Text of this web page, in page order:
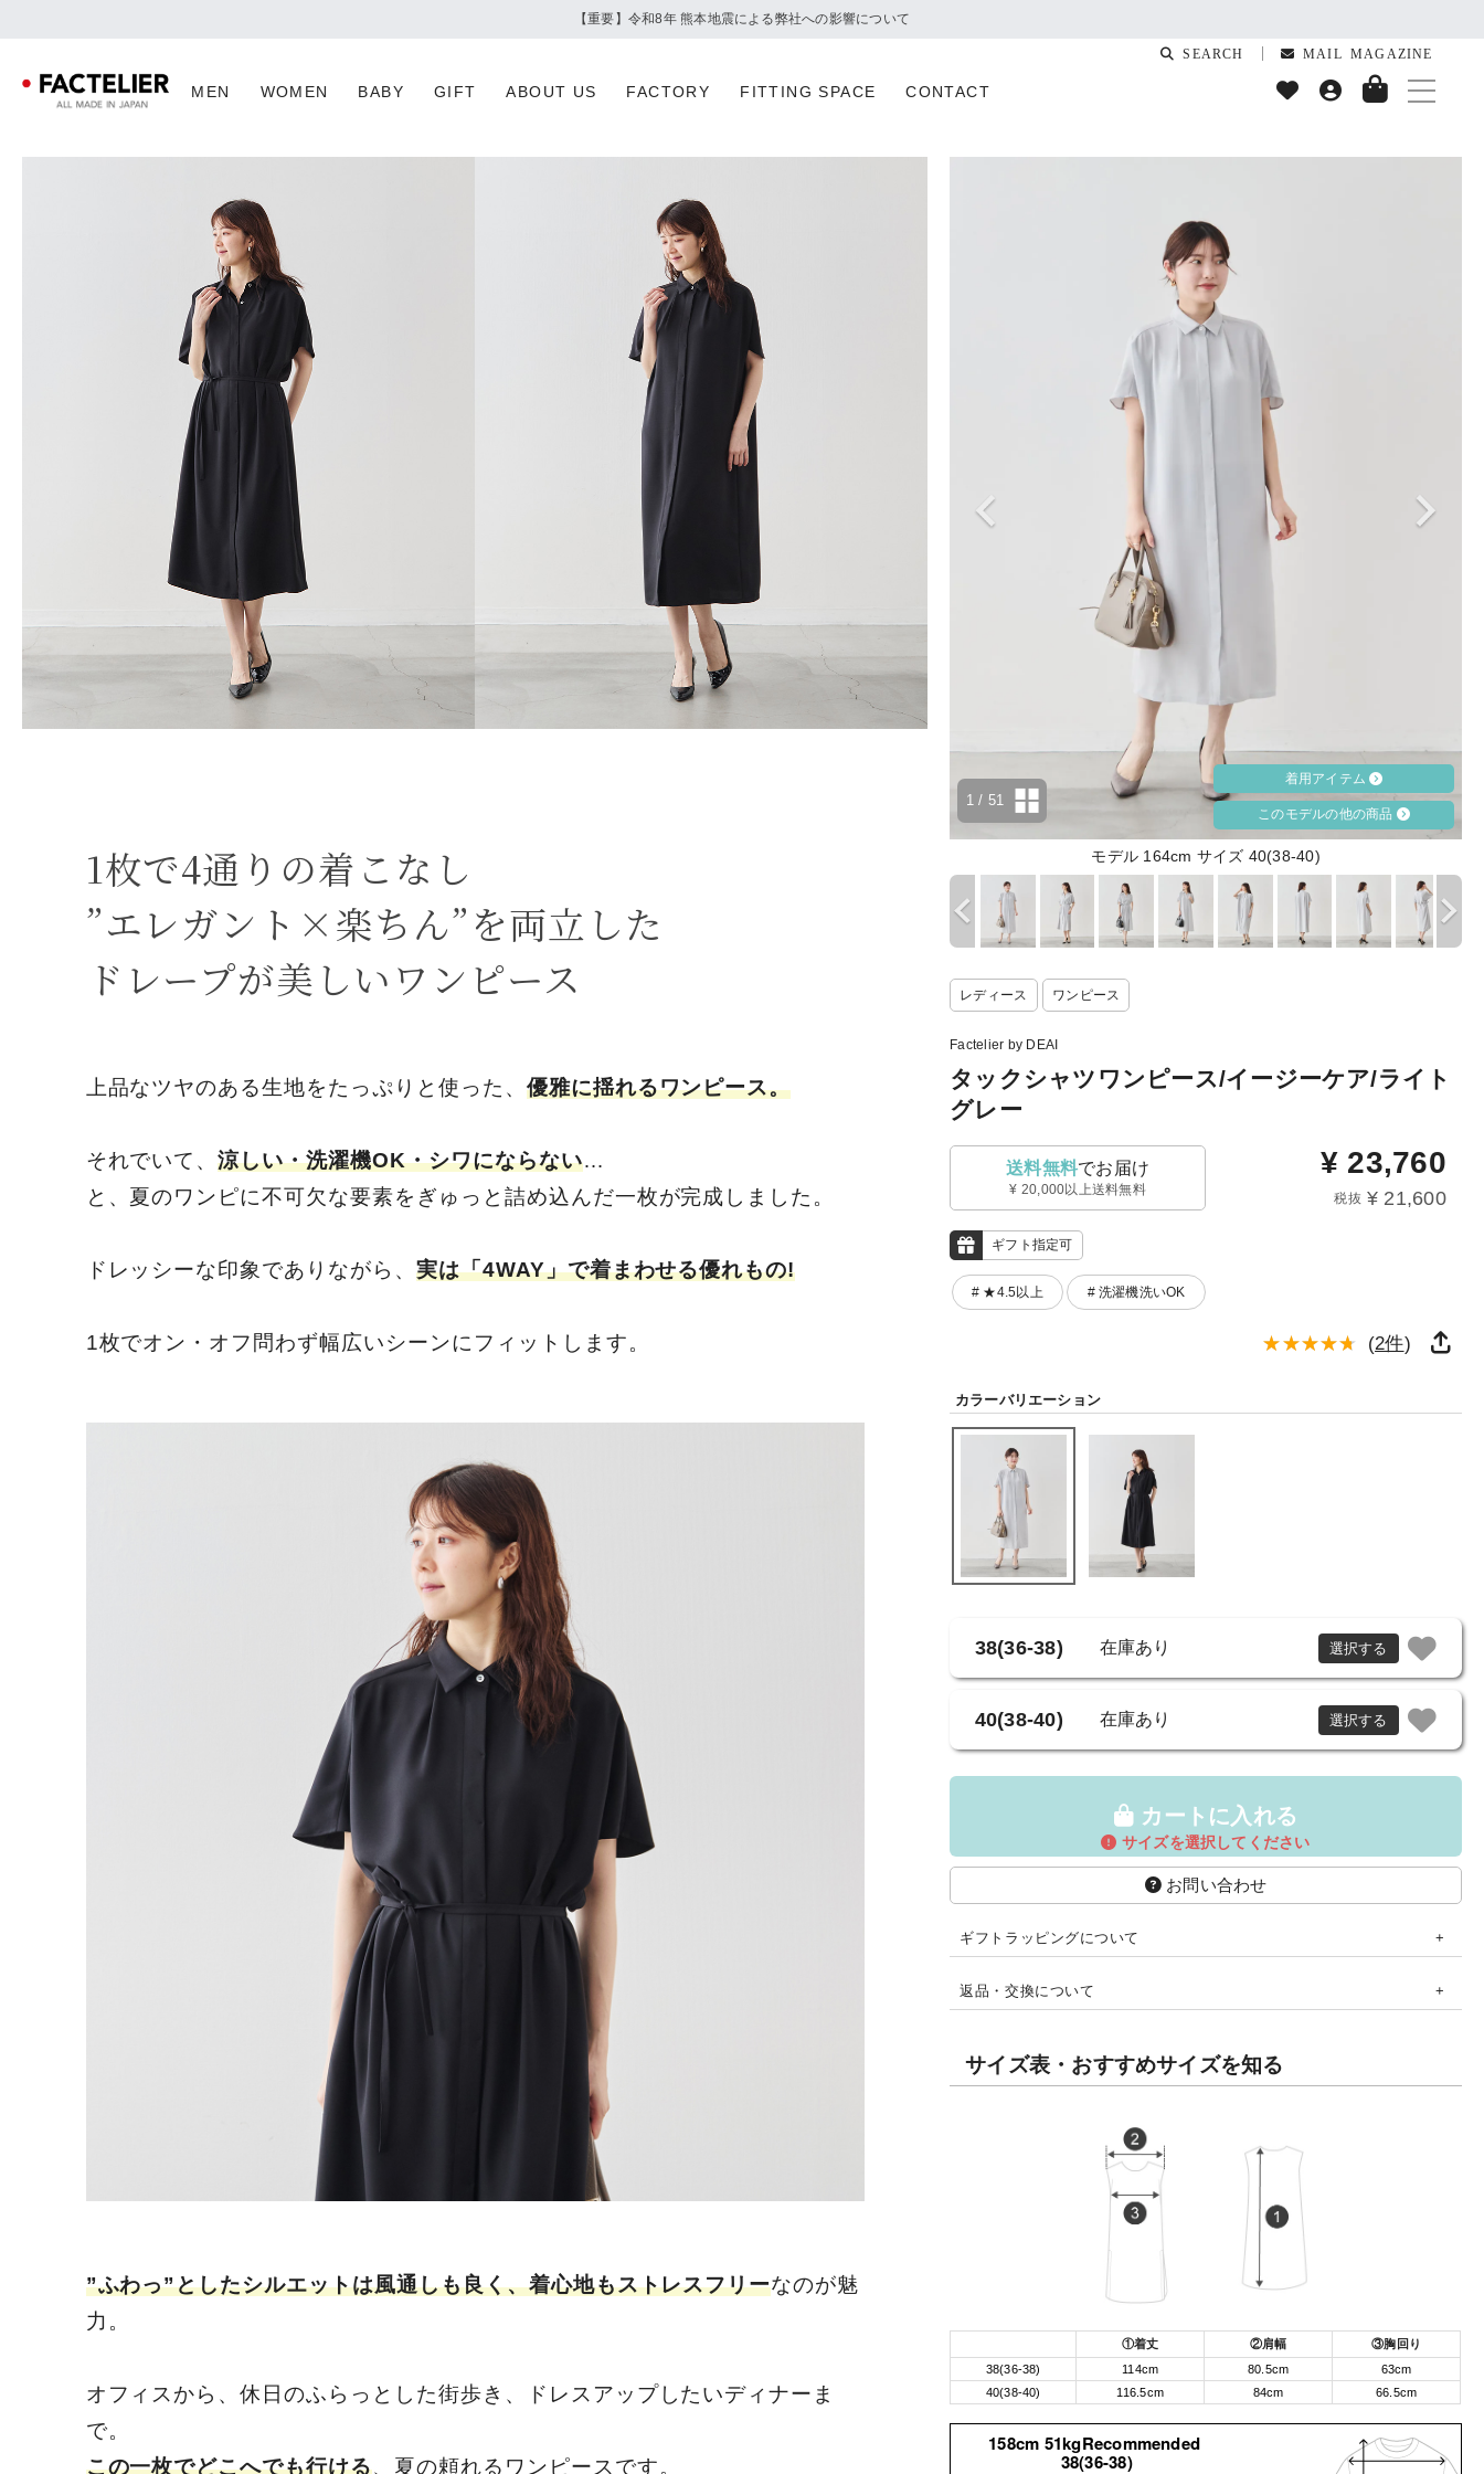
夏季休業のお知らせ
MEN WOMEN BABY GIFT ABOUT US FACTORY FITTING SPACE CONTACT
SEARCH MAIL MAGAZINE
着用アイテム
このモデルの他の商品
モデル 164cm サイズ 40(38-40)
1 / 51
レディース ワンピース
Factelier by DEAI
タックシャツワンピース/イージーケア/ライト
グレー
送料無料でお届け
¥ 20,000以上送料無料
¥ 23,760
税抜 ¥ 21,600
ギフト指定可
# ★4.5以上 # 洗濯機洗いOK
(2件)
カラーバリエーション
38(36-38) 在庫あり 選択する
40(38-40) 在庫あり 選択する
カートに入れる
サイズを選択してください
お問い合わせ
ギフトラッピングについて
返品・交換について
サイズ表・おすすめサイズを知る
①着丈 ②肩幅
③胸回り
38(36-38)
114cm 80.5cm
63cm
40(38-40)
116.5cm 84cm 66.5cm
158cm 51kgRecommended
38(36-38)
1枚で4通りの着こなし
”エレガント×楽ちん”を両立した
ドレープが美しいワンピース
上品なツヤのある生地をたっぷりと使った、 優雅に揺れるワンピース。
それでいて、涼しい・洗濯機OK・シワにならない…
と、夏のワンピに不可欠な要素をぎゅっと詰め込んだ一枚が完成しました。
ドレッシーな印象でありながら、 実は「4WAY」で着まわせる優れもの!
1枚でオン・オフ問わず幅広いシーンにフィットします。
”ふわっ”としたシルエットは風通しも良く、着心地もストレスフリーなのが魅
力。
オフィスから、休日のふらっとした街歩き、ドレスアップしたいディナーま
で。
この一枚でどこへでも行ける、夏の頼れるワンピースです。